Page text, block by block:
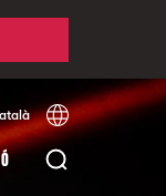
Español English